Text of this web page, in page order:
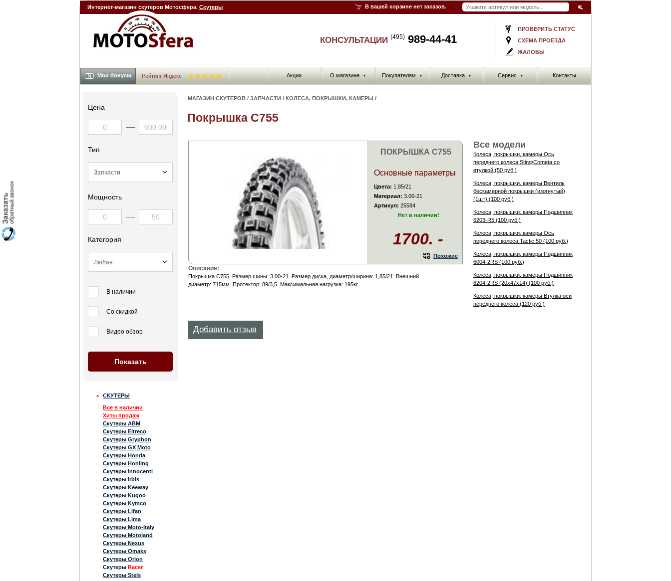
Интернет-магазин скутеров Мотосфера. Скутеры В вашей корзине нет заказов.
ПРОВЕРИТЬ СТАТУС
СХЕМА ПРОЕЗДА
ЖАЛОБЫ
КОНСУЛЬТАЦИИ (495) 989-44-41
Акции О магазине ▼ Покупателям ▼ Доставка ▼ Сервис ▼ Контакты
Мои бонусы Рейтинг Яндекс
Цена
Тип
Мощность
Категория
В наличии
Со скидкой
Видео обзор
СКУТЕРЫ
Все в наличии
Хиты продаж
Скутеры ABM
Скутеры Eltreco
Скутеры Gryphon
Скутеры GX Moto
Скутеры Honda
Скутеры Honling
Скутеры Innocenti
Скутеры Irbis
Скутеры Keeway
Скутеры Kugoo
Скутеры Kymco
Скутеры Lifan
Скутеры Lima
Скутеры Moto-Italy
Скутеры Motoland
Скутеры Nexus
Скутеры Omaks
Скутеры Orion
Скутеры Racer
Скутеры Stels
МАГАЗИН СКУТЕРОВ / ЗАПЧАСТИ / КОЛЕСА, ПОКРЫШКИ, КАМЕРЫ /
Покрышка C755
ПОКРЫШКА C755
Основные параметры
Цвета: 1,85/21
Материал: 3.00-21
Артикул: 25584
Нет в наличии!
1700. -
Похожие
Все модели
Колеса, покрышки, камеры Ось
переднего колеса Sting\Cometa cо
втулкой (50 руб.)
Колеса, покрышки, камеры Вентиль
бескамерной покрышки (изогнутый)
(1шт) (100 руб.)
Колеса, покрышки, камеры Подшипник
6203-R5 (100 руб.)
Колеса, покрышки, камеры Ось
переднего колеса Tactic 50 (100 руб.)
Колеса, покрышки, камеры Подшипник
6004-2RS (100 руб.)
Колеса, покрышки, камеры Подшипник
6204-2RS (20х47х14) (100 руб.)
Колеса, покрышки, камеры Втулка оси
переднего колеса (120 руб.)
Описание:
Покрышка C755. Размер шины: 3.00-21. Размер диска, диаметр/ширина: 1,85/21. Внешний
диаметр: 715мм. Протектор: 89/3,5. Максимальная нагрузка: 195кг.
Добавить отзыв